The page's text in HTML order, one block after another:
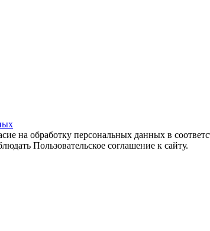
на обработку персональных данных в
Пользовательское соглашение к сайту.